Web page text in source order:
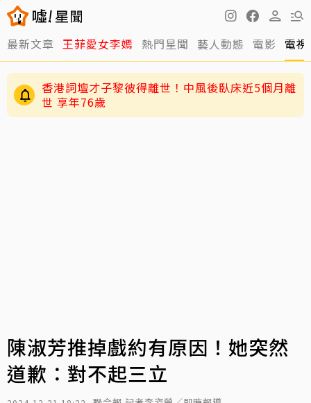
最新文章 王菲愛女李嫣 熱門星聞 藝人動態 電影 電視
香港詞壇才子黎彼得離世！中風後臥床近5個月離
世 享年76歲
陳淑芳推掉戲約有原因！她突然
道歉：對不起三立